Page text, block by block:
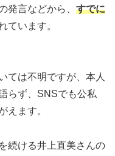
発言などから、 すでに
ています。
ては不明ですが、本人
らず、SNSでも公私
えます。
続ける井上直美さんの